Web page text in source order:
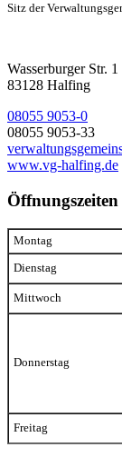
Sitz der
Wasserburger Str. 1
83128 Halfing
08055 9053-0
08055 9053-33
www.vg-halfing.de
Öffnungszeiten
Montag
Dienstag
Mittwoch
Donnerstag
Freitag